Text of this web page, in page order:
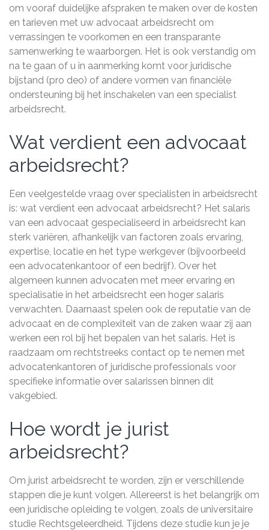
om vooraf duidelijke afspraken te maken over de kosten
en tarieven met uw advocaat arbeidsrecht om
verrassingen te voorkomen en een transparante
samenwerking te waarborgen. Het is ook verstandig om
na te gaan of u in aanmerking komt voor juridische
bijstand (pro deo) of andere vormen van financiële
ondersteuning bij het inschakelen van een specialist
arbeidsrecht.
Wat verdient een advocaat
arbeidsrecht?
Een veelgestelde vraag over specialisten in arbeidsrecht
is: wat verdient een advocaat arbeidsrecht? Het salaris
van een advocaat gespecialiseerd in arbeidsrecht kan
sterk variëren, afhankelijk van factoren zoals ervaring,
expertise, locatie en het type werkgever (bijvoorbeeld
een advocatenkantoor of een bedrijf). Over het
algemeen kunnen advocaten met meer ervaring en
specialisatie in het arbeidsrecht een hoger salaris
verwachten. Daarnaast spelen ook de reputatie van de
advocaat en de complexiteit van de zaken waar zij aan
werken een rol bij het bepalen van het salaris. Het is
raadzaam om rechtstreeks contact op te nemen met
advocatenkantoren of juridische professionals voor
specifieke informatie over salarissen binnen dit
vakgebied.
Hoe wordt je jurist
arbeidsrecht?
Om jurist arbeidsrecht te worden, zijn er verschillende
stappen die je kunt volgen. Allereerst is het belangrijk om
een juridische opleiding te volgen, zoals de universitaire
studie Rechtsgeleerdheid. Tijdens deze studie kun je je